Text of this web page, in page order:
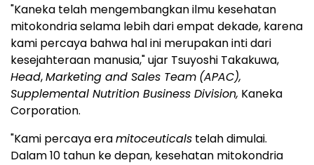
"Kaneka telah mengembangkan ilmu kesehatan
mitokondria selama lebih dari empat dekade, karena
kami percaya bahwa hal ini merupakan inti dari
kesejahteraan manusia," ujar Tsuyoshi Takakuwa,
Head,Marketing and Sales Team (APAC),
Supplemental Nutrition Business Division, Kaneka
Corporation.
"Kami percaya eramitoceuticals telah dimulai.
Dalam 10 tahun ke depan, kesehatan mitokondria